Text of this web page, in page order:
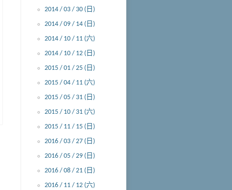
2014 / 03 / 30 (日)
2014 / 09 / 14 (日)
2014 / 10 / 11 (六)
2014 / 10 / 12 (日)
2015 / 01 / 25 (日)
2015 / 04 / 11 (六)
2015 / 05 / 31 (日)
2015 / 10 / 31 (六)
2015 / 11 / 15 (日)
2016 / 03 / 27 (日)
2016 / 05 / 29 (日)
2016 / 08 / 21 (日)
2016 / 11 / 12 (六)